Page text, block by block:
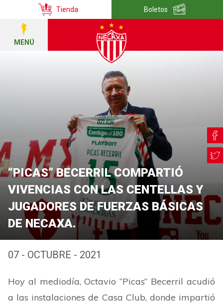
Tienda Boletos
MENÚ
“PICAS” BECERRIL COMPARTIÓ
VIVENCIAS CON LAS CENTELLAS Y
JUGADORES DE FUERZAS BÁSICAS
DE NECAXA.
07 - OCTUBRE - 2021
Hoy al mediodía, Octavio “Picas” Becerril acudió
a las instalaciones de Casa Club, donde impartió